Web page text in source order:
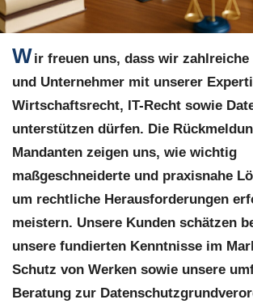
Wir freuen uns, dass wir zahlreiche
und Unternehmer mit unserer
Wirtschaftsrecht, IT-Recht sowie
unterstützen dürfen. Die
Mandanten zeigen uns, wie wichtig
maßgeschneiderte und praxisnahe
um rechtliche Herausforderungen
meistern. Unsere Kunden schätzen
unsere fundierten Kenntnisse im
Schutz von Werken sowie unsere
Beratung zur